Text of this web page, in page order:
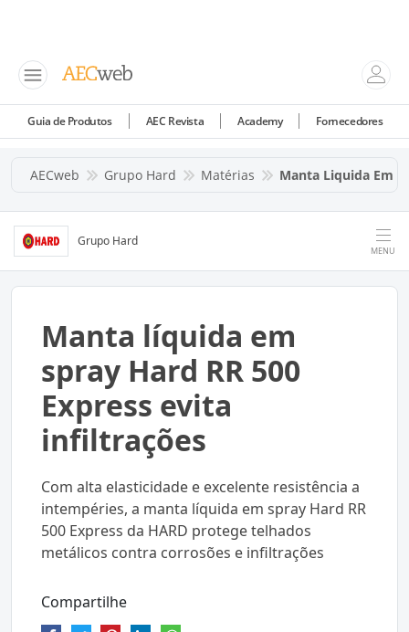
Guia de Produtos AEC Revista Academy Fornecedores
AECweb Grupo Hard Matérias Manta Liquida Em
Grupo Hard
MENU
Manta líquida em
spray Hard RR 500
Express evita
infiltrações
Com alta elasticidade e excelente resistência a
intempéries, a manta líquida em spray Hard RR
500 Express da HARD protege telhados
metálicos contra corrosões e infiltrações
Compartilhe